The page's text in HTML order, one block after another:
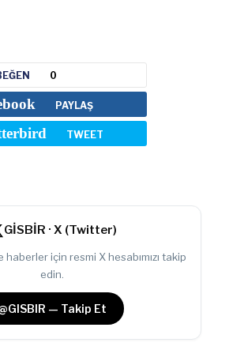
0
PAYLAŞ
TWEET
GİSBİR · X (Twitter)
için resmi X hesabımızı takip
edin.
— Takip Et